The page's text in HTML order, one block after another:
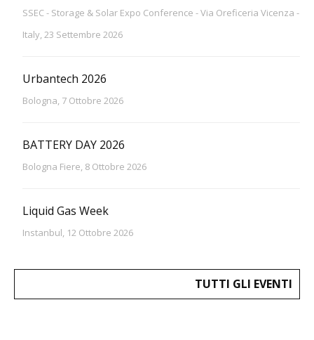
SSEC - Storage & Solar Expo Conference - Via Oreficeria Vicenza -
Italy, 23 Settembre 2026
Urbantech 2026
Bologna, 7 Ottobre 2026
BATTERY DAY 2026
Bologna Fiere, 8 Ottobre 2026
Liquid Gas Week
Instanbul, 12 Ottobre 2026
TUTTI GLI EVENTI